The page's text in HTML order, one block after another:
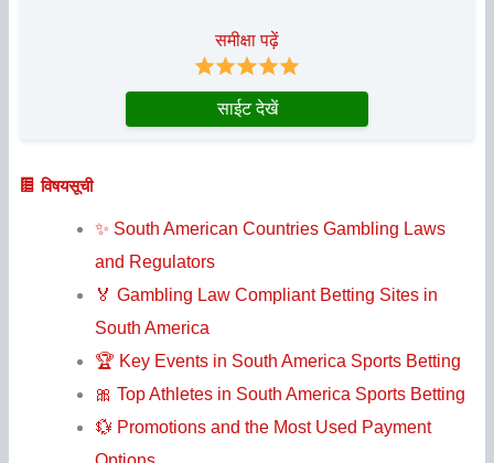
समीक्षा पढ़ें
साईट देखें
विषयसूची
✨ South American Countries Gambling Laws
and Regulators
🏅 Gambling Law Compliant Betting Sites in
South America
🏆 Key Events in South America Sports Betting
🎀 Top Athletes in South America Sports Betting
💱 Promotions and the Most Used Payment